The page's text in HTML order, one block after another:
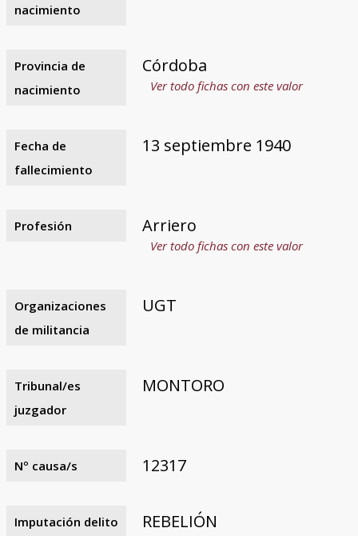
nacimiento
Provincia de
nacimiento
Córdoba
Ver todo fichas con este valor
Fecha de
fallecimiento
13 septiembre 1940
Profesión Arriero
Ver todo fichas con este valor
Organizaciones
de militancia
UGT
Tribunal/es
juzgador
MONTORO
Nº causa/s 12317
Imputación delito REBELIÓN